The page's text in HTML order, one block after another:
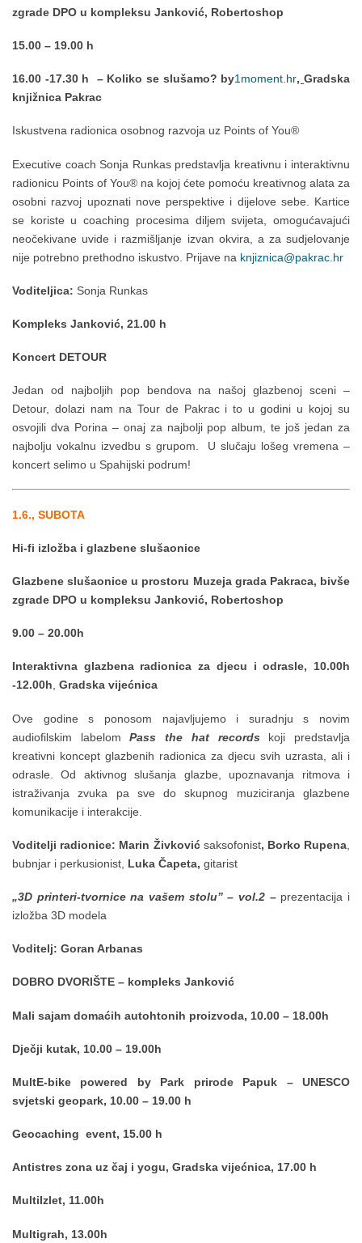
zgrade DPO u kompleksu Janković, Robertoshop
15.00 – 19.00 h
16.00 -17.30 h – Koliko se slušamo? by1moment.hr,Gradska
knjižnica Pakrac
Iskustvena radionica osobnog razvoja uz Points of You®
Executive coach Sonja Runkas predstavlja kreativnu i interaktivnu
radionicu Points of You® na kojoj ćete pomoću kreativnog alata za
osobni razvoj upoznati nove perspektive i dijelove sebe. Kartice
se koriste u coaching procesima diljem svijeta, omogućavajući
neočekivane uvide i razmišljanje izvan okvira, a za sudjelovanje
nije potrebno prethodno iskustvo. Prijave na knjiznica@pakrac.hr
Voditeljica: Sonja Runkas
Kompleks Janković, 21.00 h
Koncert DETOUR
Jedan od najboljih pop bendova na našoj glazbenoj sceni –
Detour, dolazi nam na Tour de Pakrac i to u godini u kojoj su
osvojili dva Porina – onaj za najbolji pop album, te još jedan za
najbolju vokalnu izvedbu s grupom. U slučaju lošeg vremena –
koncert selimo u Spahijski podrum!
1.6., SUBOTA
Hi-fi izložba i glazbene slušaonice
Glazbene slušaonice u prostoru Muzeja grada Pakraca, bivše
zgrade DPO u kompleksu Janković, Robertoshop
9.00 – 20.00h
Interaktivna glazbena radionica za djecu i odrasle, 10.00h
-12.00h, Gradska vijećnica
Ove godine s ponosom najavljujemo i suradnju s novim
audiofilskim labelomPass the hat recordskoji predstavlja
kreativni koncept glazbenih radionica za djecu svih uzrasta, ali i
odrasle. Od aktivnog slušanja glazbe, upoznavanja ritmova i
istraživanja zvuka pa sve do skupnog muziciranja glazbene
komunikacije i interakcije.
Voditelji radionice: Marin Živković saksofonist, Borko Rupena
bubnjar i perkusionist, Luka Čapeta, gitarist
„3D printeri-tvornice na vašem stolu” – vol.2 – prezentacija i
izložba 3D modela
Voditelj: Goran Arbanas
DOBRO DVORIŠTE – kompleks Janković
Mali sajam domaćih autohtonih proizvoda, 10.00 – 18.00h
Dječji kutak, 10.00 – 19.00h
MultE-bike powered by Park prirode Papuk – UNESCO
svjetski geopark, 10.00 – 19.00 h
Geocaching event, 15.00 h
Antistres zona uz čaj i yogu, Gradska vijećnica, 17.00 h
MultiIzlet, 11.00h
Multigrah, 13.00h